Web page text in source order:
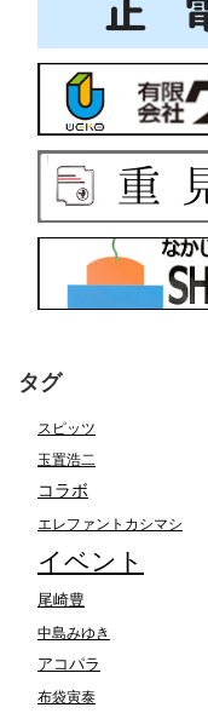
タグ
スピッツ
玉置浩二
コラボ
エレファントカシマシ
イベント
尾崎豊
中島みゆき
アコパラ
布袋寅泰